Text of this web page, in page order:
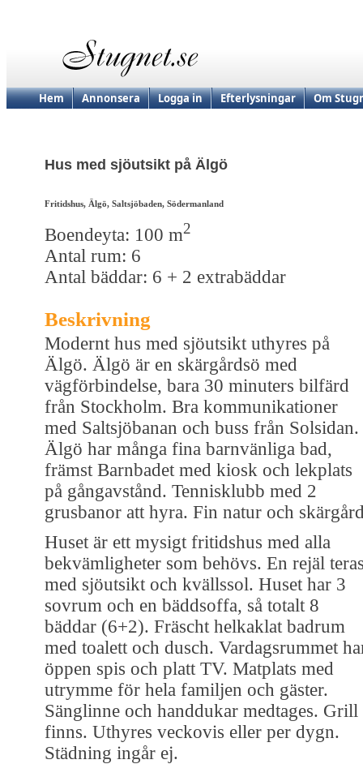
Hem Annonsera Logga in Efterlysningar Om
Hus med sjöutsikt på Älgö
Fritidshus, Älgö, Saltsjöbaden, Södermanland
Boendeyta: 100 m2
Antal rum: 6
Antal bäddar: 6 + 2 extrabäddar
Beskrivning
Modernt hus med sjöutsikt uthyres på
Älgö. Älgö är en skärgårdsö med
vägförbindelse, bara 30 minuters bilfärd
från Stockholm. Bra kommunikationer
med Saltsjöbanan och buss från Solsidan.
Älgö har många fina barnvänliga bad,
främst Barnbadet med kiosk och lekplats
på gångavstånd. Tennisklubb med 2
grusbanor att hyra. Fin natur och
Huset är ett mysigt fritidshus med alla
bekvämligheter som behövs. En rejäl
med sjöutsikt och kvällssol. Huset har 3
sovrum och en bäddsoffa, så totalt 8
bäddar (6+2). Fräscht helkaklat badrum
med toalett och dusch. Vardagsrummet
öppen spis och platt TV. Matplats med
utrymme för hela familjen och gäster.
Sänglinne och handdukar medtages. Grill
finns. Uthyres veckovis eller per dygn.
Städning ingår ej.